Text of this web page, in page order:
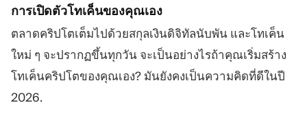
การเปิดตัวโทเค็นของคุณเอง
ตลาดคริปโตเต็มไปด้วยสกุลเงินดิจิทัลนับพัน และโทเค็น
ใหม่ ๆ จะปรากฏขึ้นทุกวัน จะเป็นอย่างไรถ้าคุณเริ่มสร้าง
โทเค็นคริปโตของคุณเอง? มันยังคงเป็นความคิดที่ดีในปี
2026.